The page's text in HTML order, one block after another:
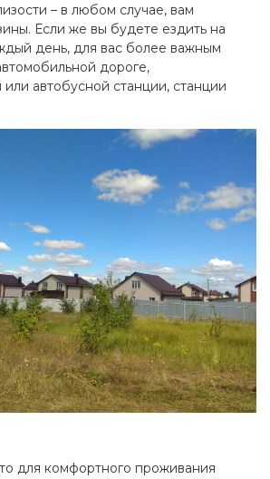
– в любом случае, вам
Если же вы будете ездить на
день, для вас более важным
дороге,
автобусной станции, станции
для комфортного проживания